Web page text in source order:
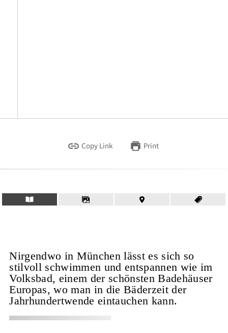
Copy Link Print
Nirgendwo in München lässt es sich so
stilvoll schwimmen und entspannen wie im
Volksbad, einem der schönsten Badehäuser
Europas, wo man in die Bäderzeit der
Jahrhundertwende eintauchen kann.